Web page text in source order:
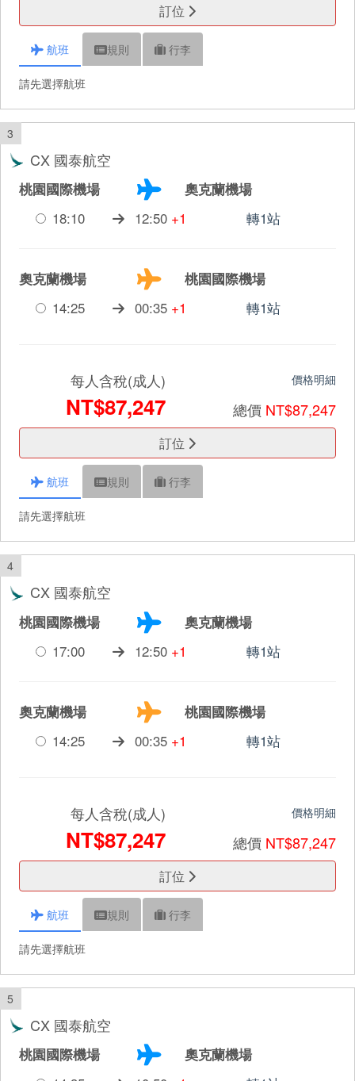
訂位
航班 規則 行李
請先選擇航班
3
CX 國泰航空
桃園國際機場
奧克蘭機場
18:10
12:50 +1 轉1站
奧克蘭機場
桃園國際機場
14:25
00:35 +1 轉1站
每人含稅(成人)
NT$87,247
價格明細
總價 NT$87,247
訂位
航班 規則 行李
請先選擇航班
4
CX 國泰航空
桃園國際機場
奧克蘭機場
17:00
12:50 +1 轉1站
奧克蘭機場
桃園國際機場
14:25
00:35 +1 轉1站
每人含稅(成人)
NT$87,247
價格明細
總價 NT$87,247
訂位
航班 規則 行李
請先選擇航班
5
CX 國泰航空
桃園國際機場
奧克蘭機場